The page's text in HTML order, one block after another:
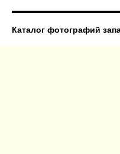
Каталог фотографий